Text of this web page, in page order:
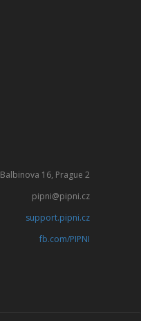
Balbinova 16, Prague 2
pipni@pipni.cz
support.pipni.cz
fb.com/PIPNI